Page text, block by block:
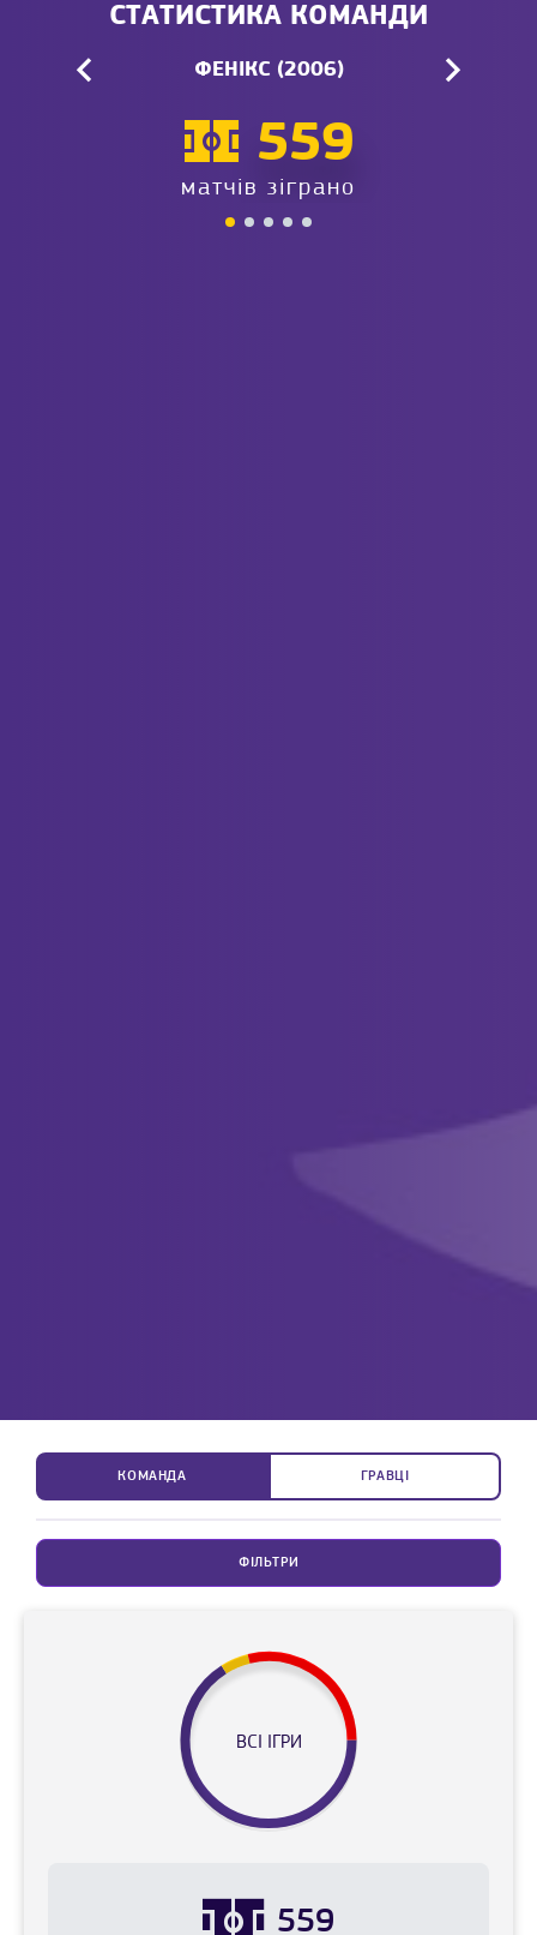
СТАТИСТИКА КОМАНДИ
ФЕНІКС (2006)
559
матчів зіграно
КОМАНДА ГРАВЦІ
ФІЛЬТРИ
ВСІ ІГРИ
559